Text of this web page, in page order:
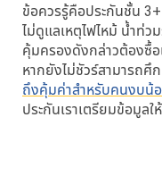
ข้อควรรู้คือประกันชั้น
ไม่ดูแลเหตุไฟไหม้ น้ำท่
คุ้มครองดังกล่าวต้องซื้
หากยังไม่ชัวร์สามารถศึ
ถึงคุ้มค่าสำหรับคนงบน้
ประกันเราเตรียมข้อมูล